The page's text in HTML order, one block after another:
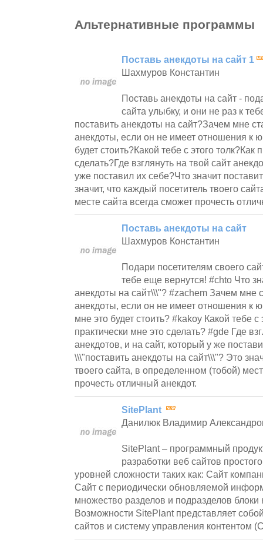
Альтернативные программы
Поставь анекдоты на сайт 1
Шахмуров Константин
Поставь анекдоты на сайт -
сайта улыбку, и они не раз к
поставить анекдоты на сайт?Зачем мне
анекдоты, если он не имеет отношения к
будет стоить?Какой тебе с этого толк?Как
сделать?Где взглянуть на твой сайт
уже поставил их себе?Что значит
значит, что каждый посетитель твоего
месте сайта всегда сможет прочесть
Поставь анекдоты на сайт
Шахмуров Константин
Подари посетителям своего
тебе еще вернутся! #chto Что
анекдоты на сайт\\\"? #zachem Зачем мне
анекдоты, если он не имеет отношения к
мне это будет стоить? #kakoy Какой тебе с
практически мне это сделать? #gde Где
анекдотов, и на сайт, который у же
\\\"поставить анекдоты на сайт\\\"? Это
твоего сайта, в определенном (тобой)
прочесть отличный анекдот.
SitePlant
Данилюк Владимир
SitePlant – программный
разработки веб сайтов
уровней сложности таких как: Сайт
Сайт с периодически обновляемой
множество разделов и подразделов
Возможности SitePlant представляет
сайтов и систему управления контентом